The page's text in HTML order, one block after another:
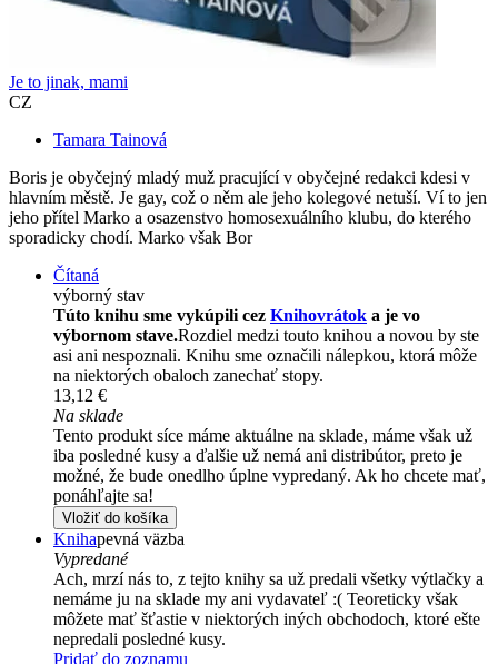
Je to jinak, mami
CZ
Tamara Tainová
Boris je obyčejný mladý muž pracující v obyčejné redakci kdesi v
hlavním městě. Je gay, což o něm ale jeho kolegové netuší. Ví to jen
jeho přítel Marko a osazenstvo homosexuálního klubu, do kterého
sporadicky chodí. Marko však Bor
Čítaná
výborný stav
Túto knihu sme vykúpili cez Knihovrátok a je vo
výbornom stave.Rozdiel medzi touto knihou a novou by ste
asi ani nespoznali. Knihu sme označili nálepkou, ktorá môže
na niektorých obaloch zanechať stopy.
13,12 €
Na sklade
Tento produkt síce máme aktuálne na sklade, máme však už
iba posledné kusy a ďalšie už nemá ani distribútor, preto je
možné, že bude onedlho úplne vypredaný. Ak ho chcete mať,
ponáhľajte sa!
Vložiť do košíka
Knihapevná väzba
Vypredané
Ach, mrzí nás to, z tejto knihy sa už predali všetky výtlačky a
nemáme ju na sklade my ani vydavateľ :( Teoreticky však
môžete mať šťastie v niektorých iných obchodoch, ktoré ešte
nepredali posledné kusy.
Pridať do zoznamu